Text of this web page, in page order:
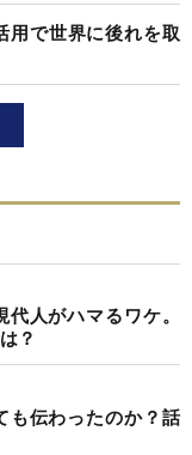
用で世界に後れを取
人がハマるワケ。
？
も伝わったのか？話